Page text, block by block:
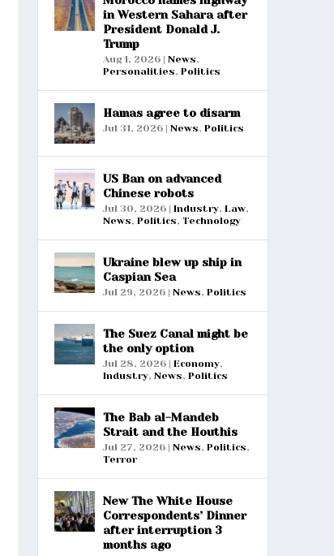
in Western Sahara after
President Donald J.
Trump
Aug 1, 2026| News,
Personalities, Politics
Hamas agree to disarm
Jul 31, 2026| News, Politics
US Ban on advanced
Chinese robots
Jul 30, 2026| Industry, Law,
News, Politics, Technology
Ukraine blew up ship in
Caspian Sea
Jul 29, 2026| News, Politics
The Suez Canal might be
the only option
Jul 28, 2026| Economy,
Industry, News, Politics
The Bab al-Mandeb
Strait and the Houthis
Jul 27, 2026| News, Politics,
Terror
New The White House
Correspondents’ Dinner
after interruption 3
months ago